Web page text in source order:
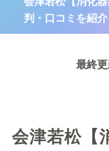
頭-顔-首
判・口コミを紹介
最終
会津若松【